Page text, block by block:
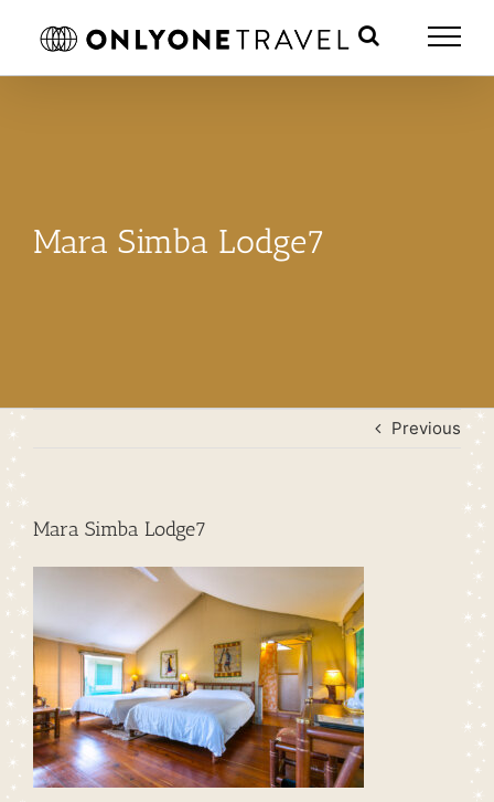
Mara Simba Lodge7
Previous
Mara Simba Lodge7